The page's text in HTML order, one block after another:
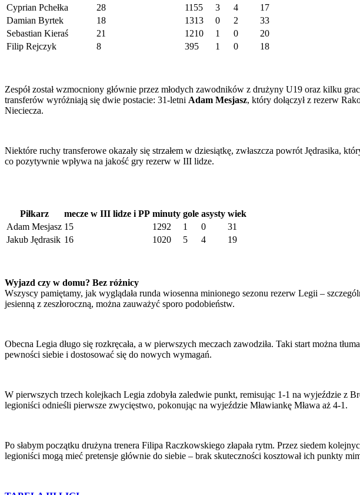
Cyprian Pchełka
28 1155 3 4
17
Damian Byrtek
18 1313 0 2
33
Sebastian Kieraś
21 1210 1 0
20
Filip Rejczyk
8 395 1 0 18
Zespół został wzmocniony głównie przez młodych zawodników z drużyny U19 oraz kilku
transferów wyróżniają się dwie postacie: 31-letni Adam Mesjasz, który dołączył z rezerw
Nieciecza.
Niektóre ruchy transferowe okazały się strzałem w dziesiątkę, zwłaszcza powrót Jędrasika,
co pozytywnie wpływa na jakość gry rezerw w III lidze.
Piłkarz mecze w III lidze i PP minuty gole asysty wiek
Adam Mesjasz 15 1292 1 0
31
Jakub Jędrasik 16 1020 5 4 19
Wyjazd czy w domu? Bez różnicy
Wszyscy pamiętamy, jak wyglądała runda wiosenna minionego sezonu rezerw Legii –
jesienną z zeszłoroczną, można zauważyć sporo podobieństw.
Obecna Legia długo się rozkręcała, a w pierwszych meczach zawodziła. Taki start można
pewności siebie i dostosować się do nowych wymagań.
W pierwszych trzech kolejkach Legia zdobyła zaledwie punkt, remisując 1-1 na wyjeździe z
legioniści odnieśli pierwsze zwycięstwo, pokonując na wyjeździe Mławiankę Mława aż 4-1.
Po słabym początku drużyna trenera Filipa Raczkowskiego złapała rytm. Przez siedem
legioniści mogą mieć pretensje głównie do siebie – brak skuteczności kosztował ich punkty